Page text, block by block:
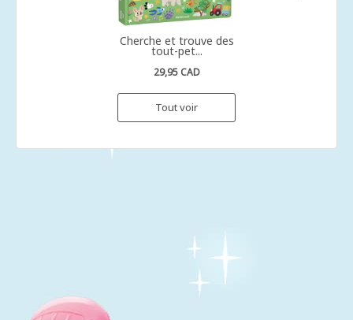
Cherche et trouve des
tout-pet...
29,95 CAD
Tout voir